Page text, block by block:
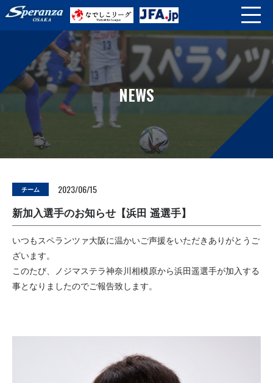
NEWS
チーム 2023/06/15
新加入選手のお知らせ【浜田 遥選手】
いつもスペランツァ大阪に温かいご声援をいただきありがとうご
ざいます。
このたび、ノジマステラ神奈川相模原から浜田遥選手が加入する
事となりましたのでご報告致します。